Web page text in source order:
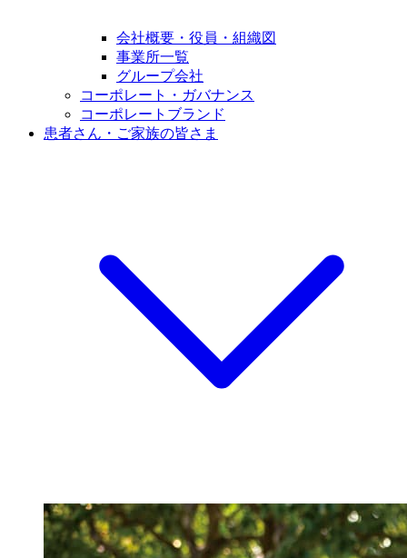
会社概要・役員・組織図
事業所一覧
グループ会社
コーポレート・ガバナンス
コーポレートブランド
患者さん・ご家族の皆さま